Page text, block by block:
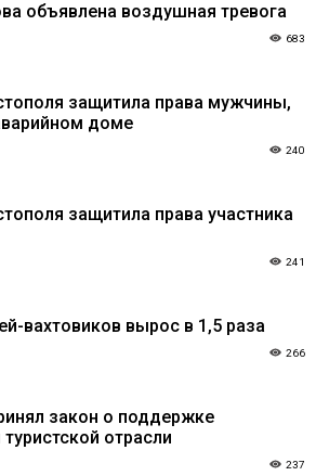
объявлена воздушная тревога
683
защитила права мужчины,
доме
240
защитила права участника
241
вахтовиков вырос в 1,5 раза
266
закон о поддержке
отрасли
237